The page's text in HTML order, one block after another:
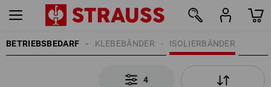
BETRIEBSBEDARF ISOLIERBÄNDER
KLEBEBÄNDER
4